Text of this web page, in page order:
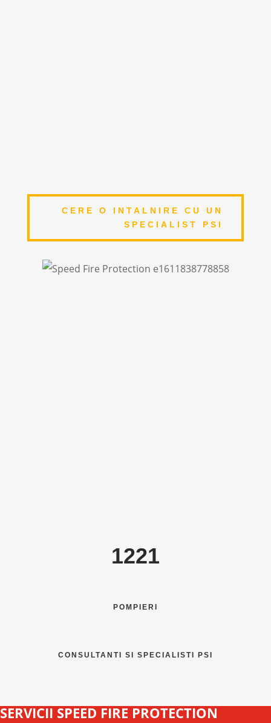
CERE O INTALNIRE CU UN
SPECIALIST PSI
1221
POMPIERI
CONSULTANTI SI SPECIALISTI PSI
SERVICII SPEED FIRE PROTECTION